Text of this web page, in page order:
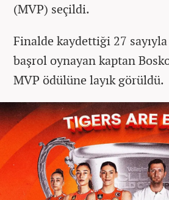
(MVP) seçildi.
Finalde kaydettiği 27
başrol oynayan kaptan
MVP ödülüne layık görüldü.